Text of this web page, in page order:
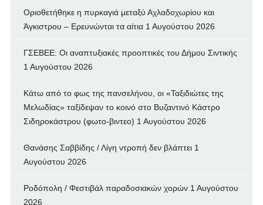
Οριοθετήθηκε η πυρκαγιά μεταξύ Αχλαδοχωρίου και
Άγκιστρου – Ερευνώνται τα αίτια 1 Αυγούστου 2026
ΓΣΕΒΕΕ: Οι αναπτυξιακές προοπτικές του Δήμου Σιντικής
1 Αυγούστου 2026
Κάτω από το φως της πανσελήνου, οι «Ταξιδιώτες της
Μελωδίας» ταξίδεψαν το κοινό στο Βυζαντινό Κάστρο
Σιδηροκάστρου (φωτο-βιντεο) 1 Αυγούστου 2026
Θανάσης Σαββίδης / Λίγη ντροπή δεν βλάπτει 1
Αυγούστου 2026
Ροδόπολη / Φεστιβάλ παραδοσιακών χορών 1 Αυγούστου
2026